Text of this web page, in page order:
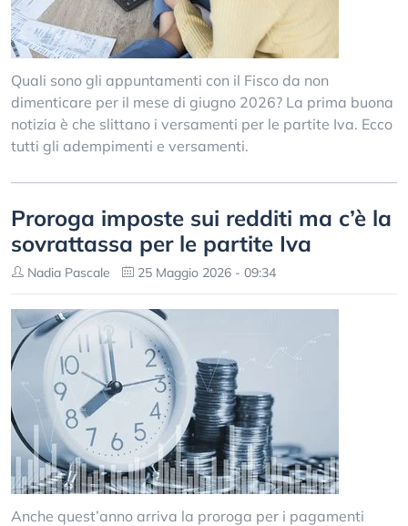
Quali sono gli appuntamenti con il Fisco da non
dimenticare per il mese di giugno 2026? La prima buona
notizia è che slittano i versamenti per le partite Iva. Ecco
tutti gli adempimenti e versamenti.
Proroga imposte sui redditi ma c’è la
sovrattassa per le partite Iva
Nadia Pascale 25 Maggio 2026 - 09:34
Anche quest’anno arriva la proroga per i pagamenti